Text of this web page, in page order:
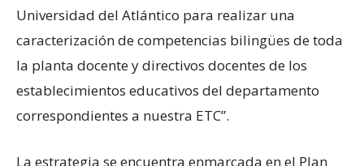
Universidad del Atlántico para realizar una
caracterización de competencias bilingües de toda
la planta docente y directivos docentes de los
establecimientos educativos del departamento
correspondientes a nuestra ETC”.
La estrategia se encuentra enmarcada en el Plan